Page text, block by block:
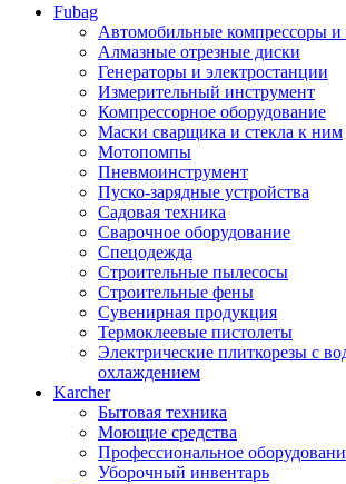
Fubag
Автомобильные компрессоры
Алмазные отрезные диски
Генераторы и электростанции
Измерительный инструмент
Компрессорное оборудование
Маски сварщика и стекла к ним
Мотопомпы
Пневмоинструмент
Пуско-зарядные устройства
Садовая техника
Сварочное оборудование
Спецодежда
Строительные пылесосы
Строительные фены
Сувенирная продукция
Термоклеевые пистолеты
Электрические плиткорезы с
охлаждением
Karcher
Бытовая техника
Моющие средства
Профессиональное
Уборочный инвентарь